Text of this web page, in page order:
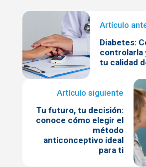
Diabetes:
controlarla
tu calidad
Tu futuro, tu decisión:
conoce cómo elegir el
método
anticonceptivo ideal
para ti